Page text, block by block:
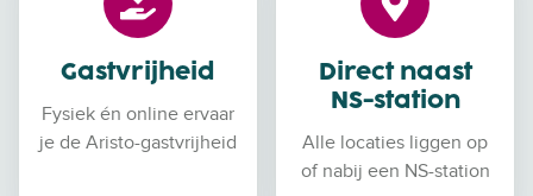
Gastvrijheid
Fysiek én online ervaar
je de Aristo-gastvrijheid
Direct naast
NS-station
Alle locaties liggen op
of nabij een NS-station